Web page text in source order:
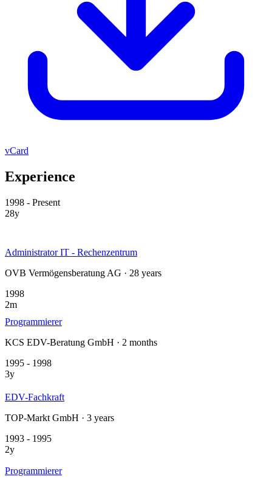
vCard
Experience
1998 - Present
28y
Administrator IT - Rechenzentrum
OVB Vermögensberatung AG · 28 years
1998
2m
Programmierer
KCS EDV-Beratung GmbH · 2 months
1995 - 1998
3y
EDV-Fachkraft
TOP-Markt GmbH · 3 years
1993 - 1995
2y
Programmierer